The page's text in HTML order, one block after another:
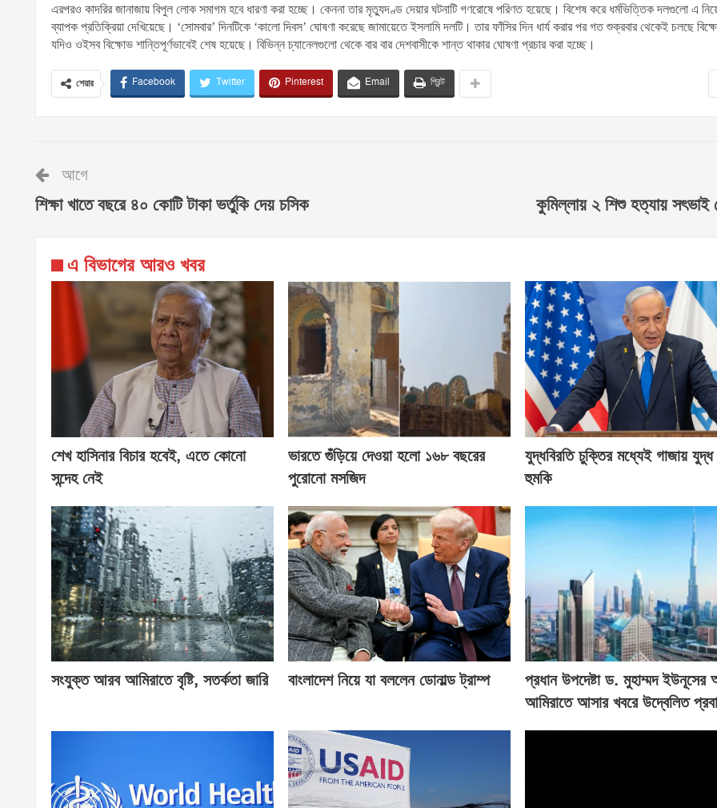
এরপরও কাদরির জানাজায় বিপুল লোক সমাগম হবে ধারণা করা হচ্ছে। কেননা তার মৃত্যুদণ্ড দেয়ার ঘটনাটি গণরোষে পরিণত হয়েছে। বিশেষ করে ধর্মভিত্তিক দলগুলো এ
ব্যাপক প্রতিক্রিয়া দেখিয়েছে। ‘সোমবার’ দিনটিকে ‘কালো দিবস’ ঘোষণা করেছে জামায়েতে ইসলামি দলটি। তার ফাঁসির দিন ধার্য করার পর গত শুক্রবার থেকেই চলছে
যদিও ওইসব বিক্ষোভ শান্তিপূর্ণভাবেই শেষ হয়েছে। বিভিন্ন চ্যানেলগুলো থেকে বার বার দেশবাসীকে শান্ত থাকার ঘোষণা প্রচার করা হচ্ছে।
শেয়ার Facebook Twitter Pinterest Email প্রিন্ট
আগে
শিক্ষা খাতে বছরে ৪০ কোটি টাকা ভর্তুকি দেয় চসিক কুমিল্লায় ২ শিশু হত্যায় সৎভাই
এ বিভাগের আরও খবর
শেখ হাসিনার বিচার হবেই, এতে কোনো
সন্দেহ নেই
ভারতে গুঁড়িয়ে দেওয়া হলো ১৬৮ বছরের
পুরোনো মসজিদ
যুদ্ধবিরতি চুক্তির মধ্যেই গাজায়
হুমকি
সংযুক্ত আরব আমিরাতে বৃষ্টি, সতর্কতা জারি বাংলাদেশ নিয়ে যা বললেন ডোনাল্ড ট্রাম্প
প্রধান উপদেষ্টা ড. মুহাম্মদ
আমিরাতে আসার খবরে উদ্বেলিত